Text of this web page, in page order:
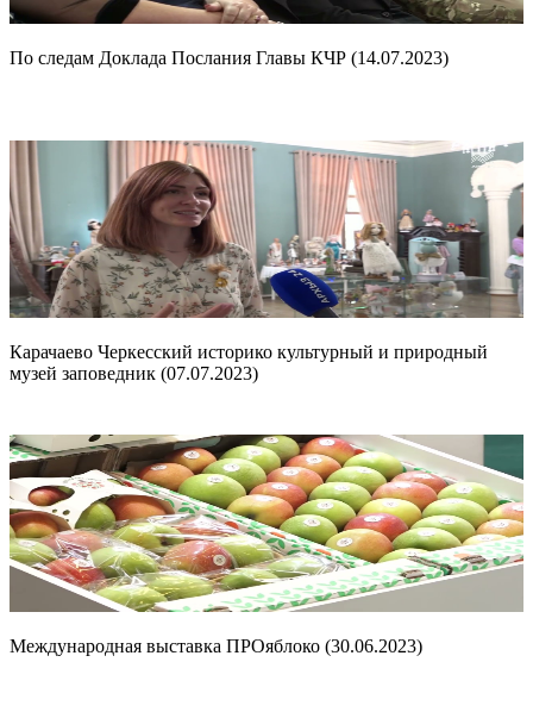
По следам Доклада Послания Главы КЧР (14.07.2023)
Карачаево Черкесский историко культурный и природный
музей заповедник (07.07.2023)
Международная выставка ПРОяблоко (30.06.2023)